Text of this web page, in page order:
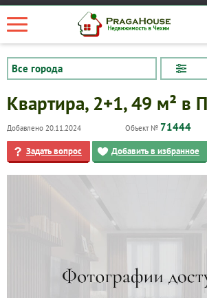
Квартира, 2+1, 49 м² в
Добавлено 20.11.2024 Объект № 71444
Задать вопрос Добавить в избранное